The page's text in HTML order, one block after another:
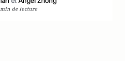
de lecture